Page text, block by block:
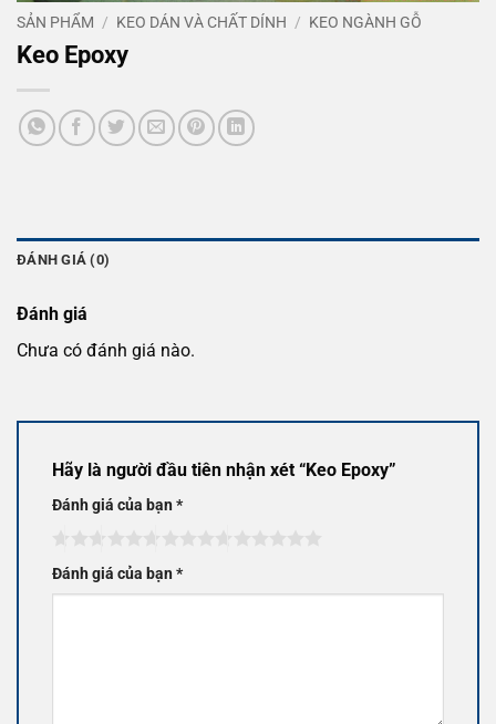
SẢN PHẨM / KEO DÁN VÀ CHẤT DÍNH / KEO NGÀNH GỖ
Keo Epoxy
ĐÁNH GIÁ (0)
Đánh giá
Chưa có đánh giá nào.
Hãy là người đầu tiên nhận xét “Keo Epoxy”
Đánh giá của bạn*
Đánh giá của bạn*